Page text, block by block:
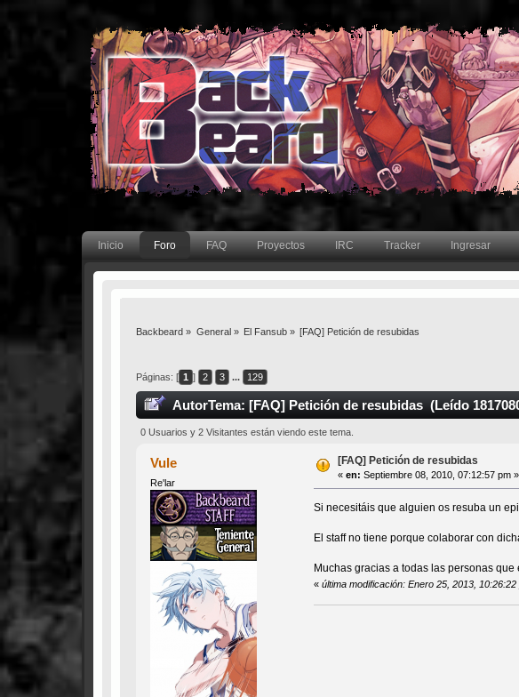
Inicio Foro FAQ Proyectos IRC Tracker Ingresar
Backbeard » General» El Fansub» [FAQ] Petición de resubidas
Páginas: [ 1 ] 2 3 ... 129
AutorTema: [FAQ] Petición de resubidas (Leído
0 Usuarios y 2 Visitantes están viendo este tema.
Vule
Re'lar
[FAQ] Petición de resubidas
« en: Septiembre 08, 2010, 07:12:57 pm »
Si necesitáis que alguien os resuba un
El staff no tiene porque colaborar con
Muchas gracias a todas las personas
« última modificación: Enero 25, 2013,